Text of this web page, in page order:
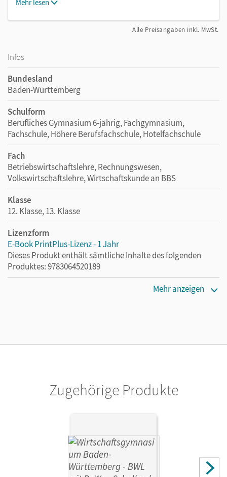
Mehr lesen
Alle Preisangaben inkl. MwSt.
Infos
Bundesland
Baden-Württemberg
Schulform
Berufliches Gymnasium 6-jährig, Fachgymnasium,
Fachschule, Höhere Berufsfachschule, Hotelfachschule
Fach
Betriebswirtschaftslehre, Rechnungswesen,
Volkswirtschaftslehre, Wirtschaftskunde an BBS
Klasse
12. Klasse, 13. Klasse
Lizenzform
E-Book PrintPlus-Lizenz - 1 Jahr
Dieses Produkt enthält sämtliche Inhalte des folgenden
Produktes: 9783064520189
ein Jahr lang ergänzend zum Print-Titel nutzen möchten.
Cornelsen Verlag
Franziska; Gräser, Kerstin
Mehr anzeigen
Zugehörige Produkte